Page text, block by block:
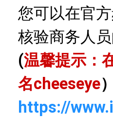
您可以在官
核验商务人
(温馨提示：
名cheeseye
https://